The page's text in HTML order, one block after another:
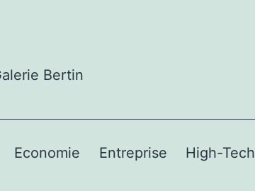
Economie Entreprise High-Tech